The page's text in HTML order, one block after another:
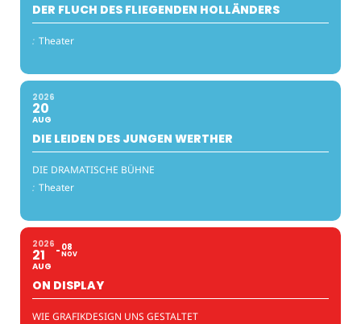
DER FLUCH DES FLIEGENDEN HOLLÄNDERS
: Theater
2026
20
AUG
DIE LEIDEN DES JUNGEN WERTHER
DIE DRAMATISCHE BÜHNE
: Theater
2026
21
AUG
08
NOV
ON DISPLAY
WIE GRAFIKDESIGN UNS GESTALTET